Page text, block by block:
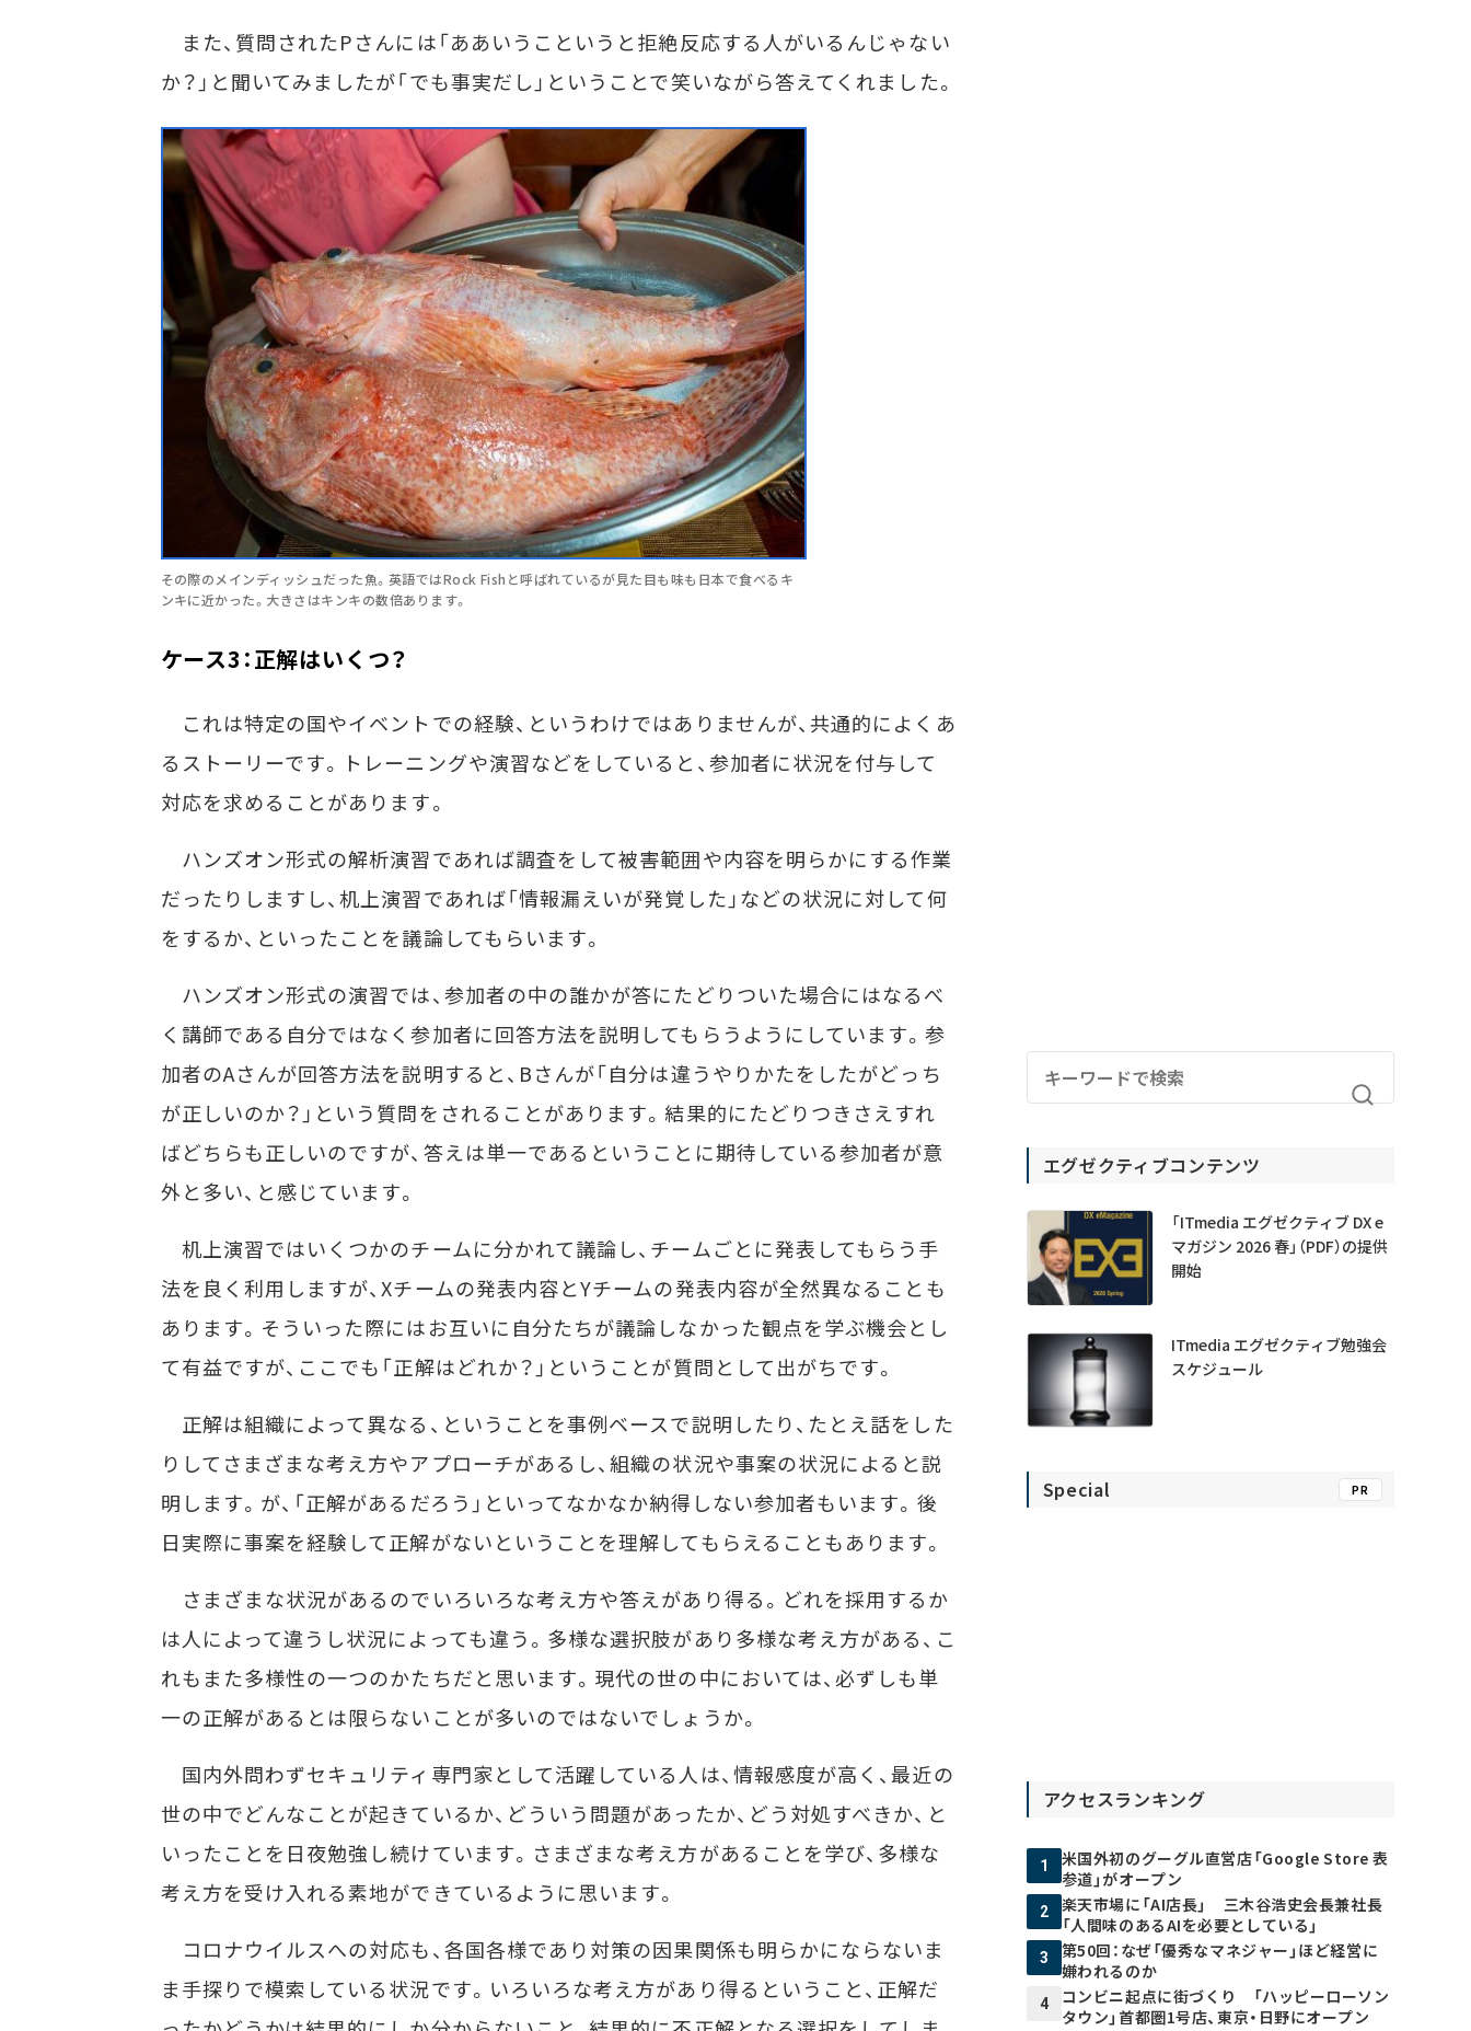
また、質問されたPさんには「ああいうこというと拒絶反応する人がいるんじゃない
か？」と聞いてみましたが「でも事実だし」ということで笑いながら答えてくれました。
その際のメインディッシュだった魚。英語ではRock Fishと呼ばれているが見た目も味も日本で食べるキ
ンキに近かった。大きさはキンキの数倍あります。
ケース3：正解はいくつ？
これは特定の国やイベントでの経験、というわけではありませんが、共通的によくあ
るストーリーです。トレーニングや演習などをしていると、参加者に状況を付与して
対応を求めることがあります。
ハンズオン形式の解析演習であれば調査をして被害範囲や内容を明らかにする作業
だったりしますし、机上演習であれば「情報漏えいが発覚した」などの状況に対して何
をするか、といったことを議論してもらいます。
ハンズオン形式の演習では、参加者の中の誰かが答にたどりついた場合にはなるべ
く講師である自分ではなく参加者に回答方法を説明してもらうようにしています。参
加者のAさんが回答方法を説明すると、Bさんが「自分は違うやりかたをしたがどっち
が正しいのか？」という質問をされることがあります。結果的にたどりつきさえすれ
ばどちらも正しいのですが、答えは単一であるということに期待している参加者が意
外と多い、と感じています。
机上演習ではいくつかのチームに分かれて議論し、チームごとに発表してもらう手
法を良く利用しますが、Xチームの発表内容とYチームの発表内容が全然異なることも
あります。そういった際にはお互いに自分たちが議論しなかった観点を学ぶ機会とし
て有益ですが、ここでも「正解はどれか？」ということが質問として出がちです。
正解は組織によって異なる、ということを事例ベースで説明したり、たとえ話をした
りしてさまざまな考え方やアプローチがあるし、組織の状況や事案の状況によると説
明します。が、「正解があるだろう」といってなかなか納得しない参加者もいます。後
日実際に事案を経験して正解がないということを理解してもらえることもあります。
さまざまな状況があるのでいろいろな考え方や答えがあり得る。どれを採用するか
は人によって違うし状況によっても違う。多様な選択肢があり多様な考え方がある、こ
れもまた多様性の一つのかたちだと思います。現代の世の中においては、必ずしも単
一の正解があるとは限らないことが多いのではないでしょうか。
国内外問わずセキュリティ専門家として活躍している人は、情報感度が高く、最近の
世の中でどんなことが起きているか、どういう問題があったか、どう対処すべきか、と
いったことを日夜勉強し続けています。さまざまな考え方があることを学び、多様な
考え方を受け入れる素地ができているように思います。
コロナウイルスへの対応も、各国各様であり対策の因果関係も明らかにならないま
ま手探りで模索している状況です。いろいろな考え方があり得るということ、正解だ
エグゼクティブコンテンツ
「ITmedia エグゼクティブ DX e
マガジン 2026 春」（PDF）の提供
開始
ITmedia エグゼクティブ勉強会
スケジュール
Special PR
アクセスランキング
1
米国外初のグーグル直営店「Google Store 表
参道」がオープン
2
楽天市場に「AI店長」 三木谷浩史会長兼社長
「人間味のあるAIを必要としている」
3
第50回：なぜ「優秀なマネジャー」ほど経営に
嫌われるのか
4
コンビニ起点に街づくり 「ハッピーローソン
タウン」首都圏1号店、東京・日野にオープン